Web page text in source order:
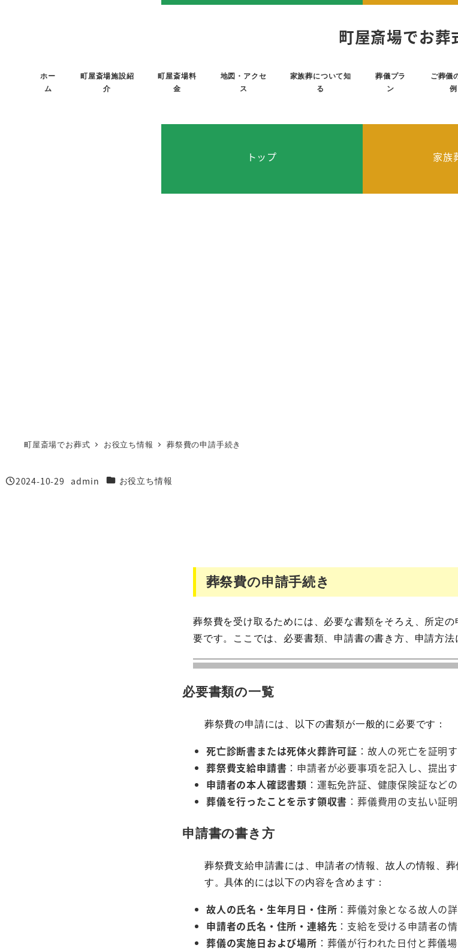
町屋斎場でお葬
ホー
ム
町屋斎場施設紹
介
町屋斎場料
金
地図・アクセ
ス
家族葬について知
る
葬儀プラ
ン
ご葬儀
例
町屋斎場でお葬式 お役立ち情報 葬祭費の申請手続き
投稿日
2024-10-29
著
admin カテゴリー
お役立ち情報
トップ 家族
葬祭費の申請手続き
葬祭費を受け取るためには、必要な書類をそろえ、所定
要です。ここでは、必要書類、申請書の書き方、申請方法
必要書類の一覧
葬祭費の申請には、以下の書類が一般的に必要です：
死亡診断書または死体火葬許可証 ：故人の死亡を証明
葬祭費支給申請書 ：申請者が必要事項を記入し、提出す
申請者の本人確認書類 ：運転免許証、健康保険証など
葬儀を行ったことを示す領収書 ：葬儀費用の支払い証
申請書の書き方
葬祭費支給申請書には、申請者の情報、故人の情報、
す。具体的には以下の内容を含めます：
故人の氏名・生年月日・住所 ：葬儀対象となる故人の詳
申請者の氏名・住所・連絡先 ：支給を受ける申請者の情
葬儀の実施日および場所 ：葬儀が行われた日付と葬儀場